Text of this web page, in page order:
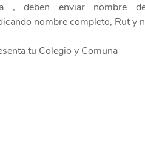
, deben enviar nombre
nombre completo, Rut y
tu Colegio y Comuna